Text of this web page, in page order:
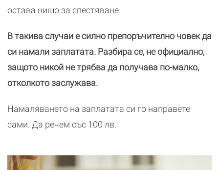
остава нищо за спестяване.
В такива случаи е силно препоръчително човек да
си намали заплатата. Разбира се, не официално,
защото никой не трябва да получава по-малко,
отколкото заслужава.
Намаляването на заплатата си го направете
сами. Да речем със 100 лв.